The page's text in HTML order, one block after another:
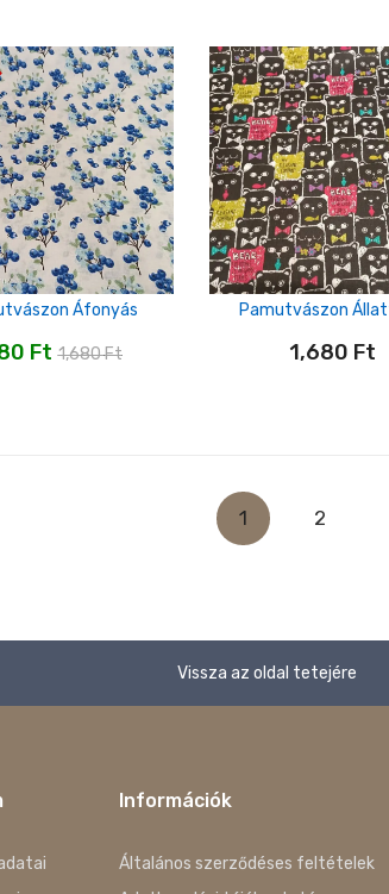
Áfonyás
1,680Ft
Ft
Pamutvászon
1,680 Ft
1 2
Vissza az oldal tetejére
Információk
Általános szerződéses feltételek